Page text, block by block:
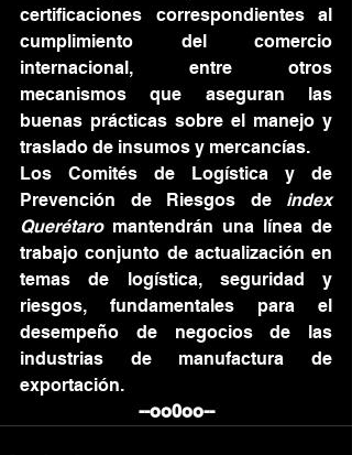
certificaciones correspondientes al
cumplimiento del comercio
internacional, entre otros
mecanismos que aseguran las
buenas prácticas sobre el manejo y
traslado de insumos y mercancías.
Los Comités de Logística y de
Prevención de Riesgos de index
Querétaro mantendrán una línea de
trabajo conjunto de actualización en
temas de logística, seguridad y
riesgos, fundamentales para el
desempeño de negocios de las
industrias de manufactura de
exportación.
--oo0oo--